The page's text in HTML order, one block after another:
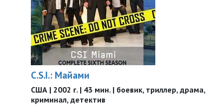
C.S.I.: Майами
США | 2002 г. | 43 мин. | боевик, триллер, драма,
криминал, детектив